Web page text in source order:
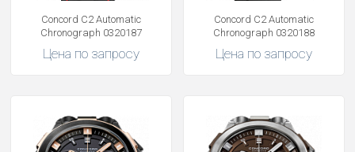
Concord C2 Automatic
Chronograph 0320187
Цена по запросу
Concord C2 Automatic
Chronograph 0320188
Цена по запросу